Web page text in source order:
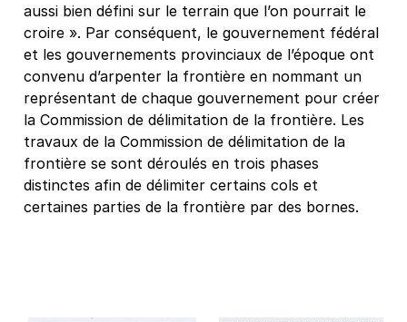
aussi bien défini sur le terrain que l’on pourrait le
croire ». Par conséquent, le gouvernement fédéral
et les gouvernements provinciaux de l’époque ont
convenu d’arpenter la frontière en nommant un
représentant de chaque gouvernement pour créer
la Commission de délimitation de la frontière. Les
travaux de la Commission de délimitation de la
frontière se sont déroulés en trois phases
distinctes afin de délimiter certains cols et
certaines parties de la frontière par des bornes.